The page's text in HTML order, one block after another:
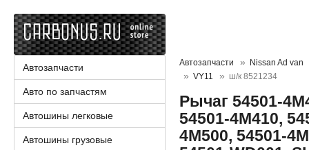
Автозапчасти
Nissan Ad van
VY11
ш/к 8521234
Рычаг 54501-
54501-4M410,
4M500, 54501-
Автозапчасти
Авто по запчастям
Автошины легковые
Автошины грузовые